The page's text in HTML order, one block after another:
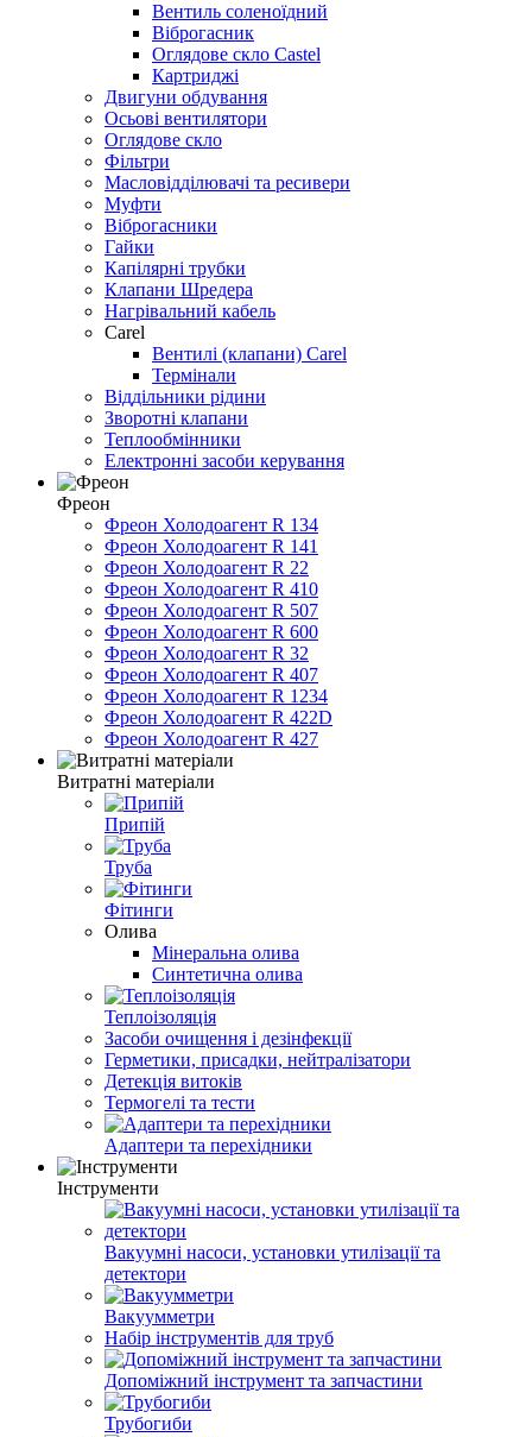
Вентиль соленоїдний
Віброгасник
Оглядове скло Castel
Картриджі
Двигуни обдування
Осьові вентилятори
Оглядове скло
Фільтри
Масловідділювачі та ресивери
Муфти
Віброгасники
Гайки
Капілярні трубки
Клапани Шредера
Нагрівальний кабель
Carel
Вентилі (клапани) Carel
Термінали
Віддільники рідини
Зворотні клапани
Теплообмінники
Електронні засоби керування
Фреон
Фреон Холодоагент R 134
Фреон Холодоагент R 141
Фреон Холодоагент R 22
Фреон Холодоагент R 410
Фреон Холодоагент R 507
Фреон Холодоагент R 600
Фреон Холодоагент R 32
Фреон Холодоагент R 407
Фреон Холодоагент R 1234
Фреон Холодоагент R 422D
Фреон Холодоагент R 427
Витратні матеріали
Припій
Труба
Фітинги
Олива
Мінеральна олива
Синтетична олива
Теплоізоляція
Засоби очищення і дезінфекції
Герметики, присадки, нейтралізатори
Детекція витоків
Термогелі та тести
Адаптери та перехідники
Інструменти
Вакуумні насоси, установки утилізації та
детектори
Вакуумметри
Набір інструментів для труб
Допоміжний інструмент та запчастини
Трубогиби